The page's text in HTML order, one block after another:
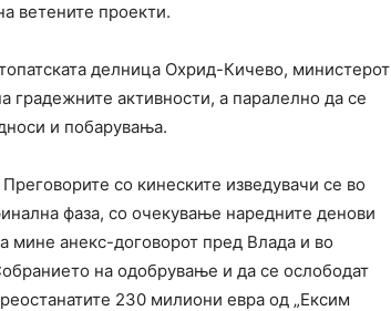
ветените проекти.
делница Охрид-Кичево, министерот
градежните активности, а паралелно да се
и побарувања.
Преговорите со кинеските изведувачи се во
фаза, со очекување наредните денови
мине анекс-договорот пред Влада и во
на одобрување и да се ослободат
230 милиони евра од „Ексим